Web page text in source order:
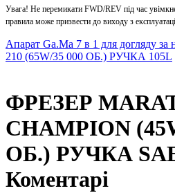
Увага! Не перемикати FWD/REV під час
правила може призвести до виходу з
Апарат Ga.Ma 7 в 1 для догляду за
210 (65W/35 000 ОБ.) РУЧКА 105L
ФРЕЗЕР
CHAMPION
ОБ.) РУЧКА
Коментарі